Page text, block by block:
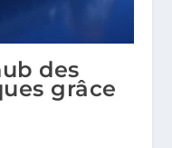
des
grâce